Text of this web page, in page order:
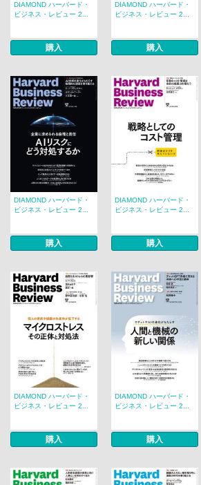
DIAMOND ハーバード・
ビジネス・レビュー 2...
購入
DIAMOND ハーバード・
ビジネス・レビュー 2...
購入
DIAMOND ハーバード・
ビジネス・レビュー 2...
購入
DIAMOND ハーバード・
ビジネス・レビュー 2...
購入
DIAMOND ハーバード・
ビジネス・レビュー 2...
購入
DIAMOND ハーバード・
ビジネス・レビュー 2...
購入